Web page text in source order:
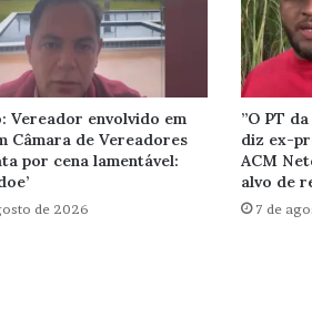
Vereador envolvido em
Câmara de Vereadores
por cena lamentável:
de 2026
”O PT
diz ex-
ACM
alvo de
7 de